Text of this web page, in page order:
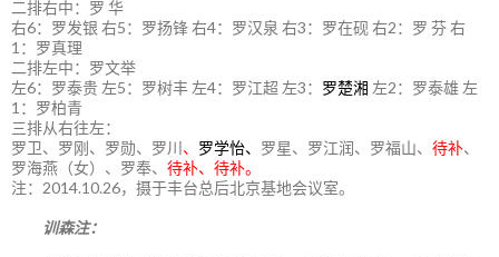
二排右中：罗 华
右6：罗发银 右5：罗扬锋 右4：罗汉泉 右3：罗在砚 右2：罗 芬 右
1：罗真理
二排左中：罗文举
左6：罗泰贵 左5：罗树丰 左4：罗江超 左3： 罗楚湘 左2：罗泰雄 左
1：罗柏青
三排从右往左：
罗卫、罗刚、罗勋、罗川 、 罗学怡、 罗星、罗江润、罗福山、 待补、
罗海燕（女）、罗奉、 待补、待补。
注：2014.10.26，摄于丰台总后北京基地会议室。
训森注：